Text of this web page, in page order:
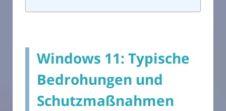
Windows 11: Typische
Bedrohungen und
Schutzmaßnahmen